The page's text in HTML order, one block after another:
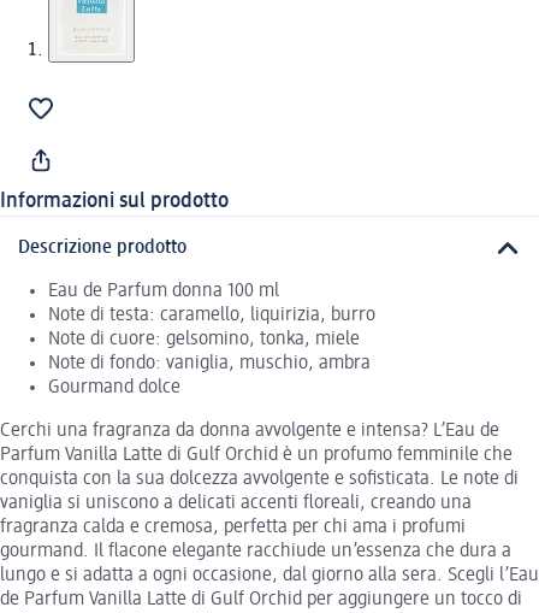
Informazioni sul prodotto
Descrizione prodotto
Eau de Parfum donna 100 ml
Note di testa: caramello, liquirizia, burro
Note di cuore: gelsomino, tonka, miele
Note di fondo: vaniglia, muschio, ambra
Gourmand dolce
Cerchi una fragranza da donna avvolgente e intensa? L’Eau de
Parfum Vanilla Latte di Gulf Orchid è un profumo femminile che
conquista con la sua dolcezza avvolgente e sofisticata. Le note di
vaniglia si uniscono a delicati accenti floreali, creando una
fragranza calda e cremosa, perfetta per chi ama i profumi
gourmand. Il flacone elegante racchiude un’essenza che dura a
lungo e si adatta a ogni occasione, dal giorno alla sera. Scegli l’Eau
de Parfum Vanilla Latte di Gulf Orchid per aggiungere un tocco di